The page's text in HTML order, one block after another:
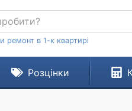
ремонт в 1-к квартирі
Розцінки